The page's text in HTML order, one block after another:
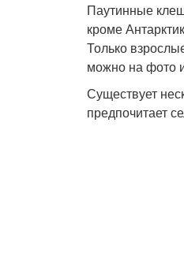
Паутинные
кроме
Только
можно на фото
Существует
предпочитает